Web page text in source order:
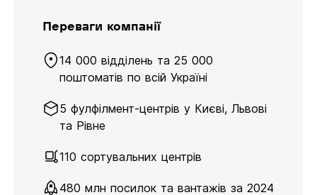
Переваги компанії
14 000 відділень та 25 000
поштоматів по всій Україні
5 фулфілмент-центрів у Києві, Львові
та Рівне
110 сортувальних центрів
480 млн посилок та вантажів за 2024